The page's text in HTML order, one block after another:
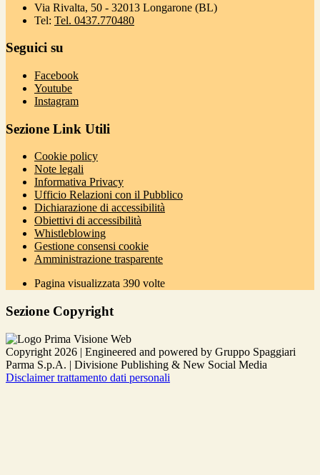
Via Rivalta, 50 - 32013 Longarone (BL)
Tel: Tel. 0437.770480
Seguici su
Facebook
Youtube
Instagram
Sezione Link Utili
Cookie policy
Note legali
Informativa Privacy
Ufficio Relazioni con il Pubblico
Dichiarazione di accessibilità
Obiettivi di accessibilità
Whistleblowing
Gestione consensi cookie
Amministrazione trasparente
Pagina visualizzata 390 volte
Sezione Copyright
Copyright 2026 | Engineered and powered by Gruppo Spaggiari
Parma S.p.A. | Divisione Publishing & New Social Media
Disclaimer trattamento dati personali